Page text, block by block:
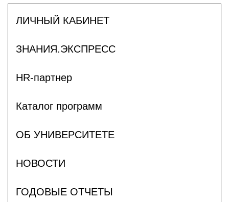
ЛИЧНЫЙ КАБИНЕТ
ЗНАНИЯ.ЭКСПРЕСС
HR-партнер
Каталог программ
ОБ УНИВЕРСИТЕТЕ
НОВОСТИ
ГОДОВЫЕ ОТЧЕТЫ